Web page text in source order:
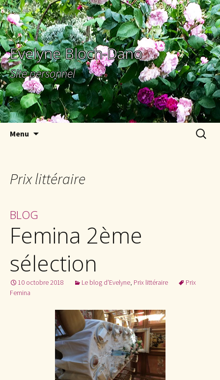
Evelyne Bloch-Dano
Site personnel
Menu
Prix littéraire
BLOG
Femina 2ème
sélection
10 octobre 2018 Le blog d'Evelyne, Prix littéraire
Prix
Femina